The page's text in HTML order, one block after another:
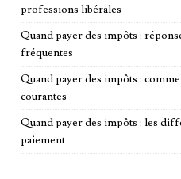
professions libérales
Quand payer des impôts :
fréquentes
Quand payer des impôts :
courantes
Quand payer des impôts : les
paiement